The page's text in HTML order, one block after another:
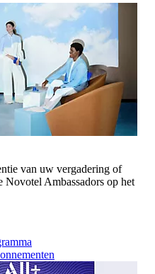
van uw vergadering of
Novotel Ambassadors op het